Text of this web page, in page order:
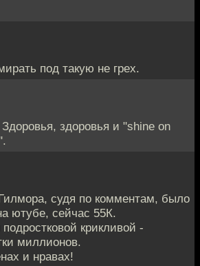
под такую не грех.
здоровья и "shine on
судя по комментам, было
ютубе, сейчас 55К.
крикливой -
миллионов.
и нравах!